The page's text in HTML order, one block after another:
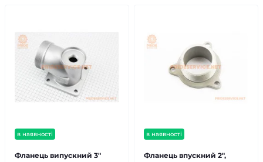
в наявності
Фланець випускний 3"
в наявності
Фланець впускний 2",